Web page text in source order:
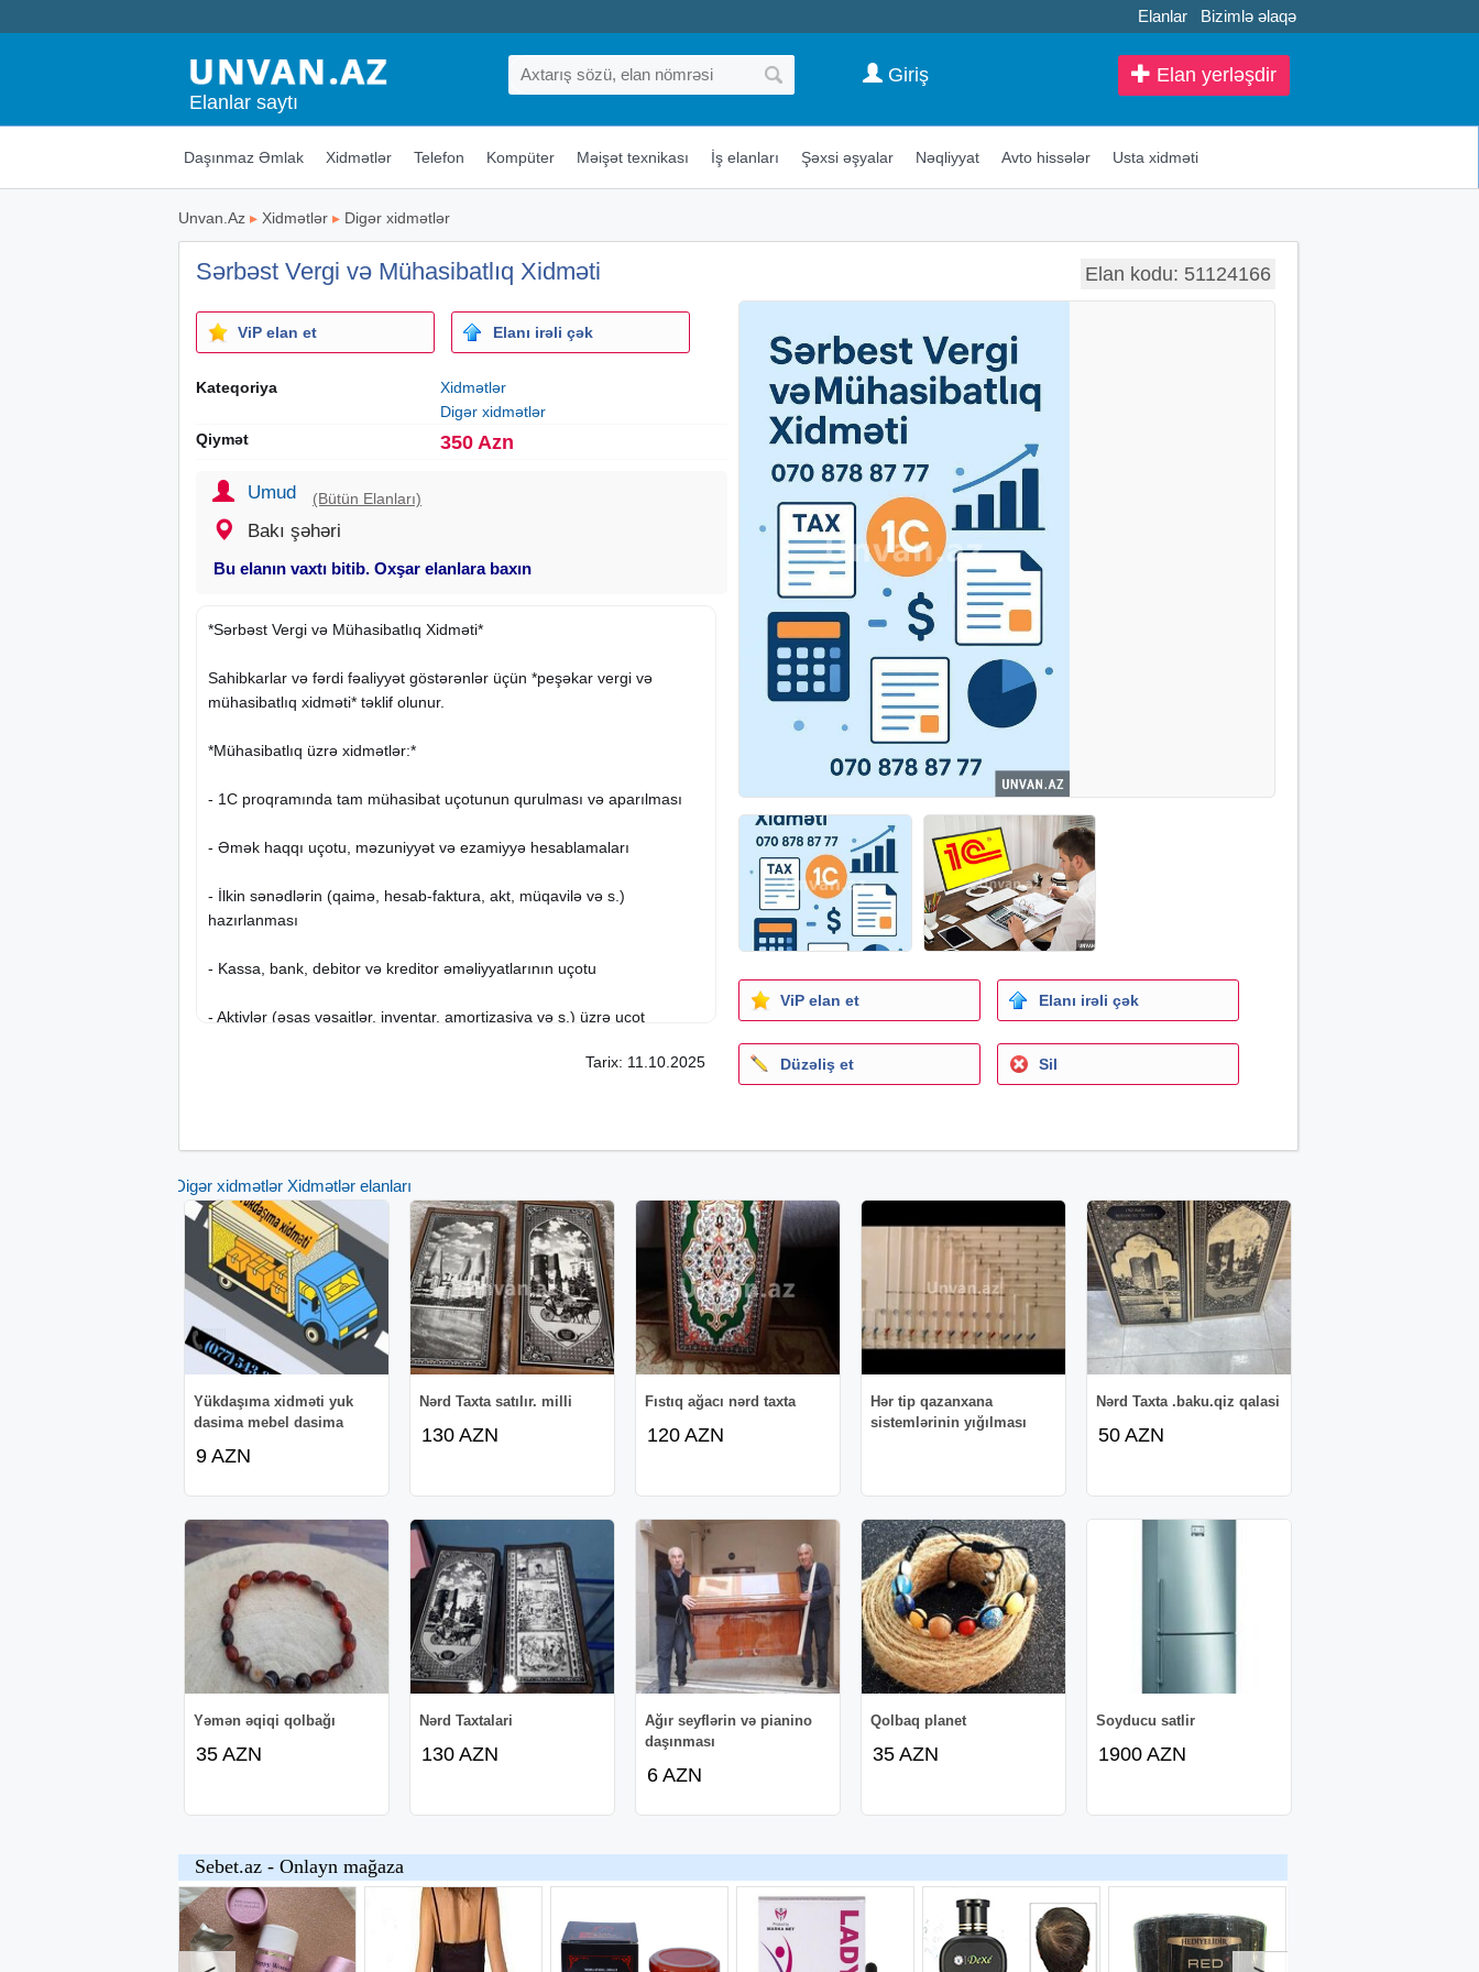
Elanlar Bizimlə əlaqə
Elanlar saytı
Elan yerləşdir
Giriş
Daşınmaz Əmlak Xidmətlər Telefon Kompüter Məişət texnikası İş elanları Şəxsi əşyalar Nəqliyyat Avto hissələr Usta xidməti
Unvan.Az ▸ Xidmətlər ▸ Digər xidmətlər
Sərbəst Vergi və Mühasibatlıq Xidməti Elan kodu: 51124166
ViP elan et Elanı irəli çək
Kateqoriya
Xidmətlər
Digər xidmətlər
Qiymət
350 Azn
Umud (Bütün Elanları)
Bakı şəhəri
Bu elanın vaxtı bitib. Oxşar elanlara baxın
*Sərbəst Vergi və Mühasibatlıq Xidməti*
Sahibkarlar və fərdi fəaliyyət göstərənlər üçün *peşəkar vergi və
mühasibatlıq xidməti* təklif olunur.
*Mühasibatlıq üzrə xidmətlər:*
- 1C proqramında tam mühasibat uçotunun qurulması və aparılması
- Əmək haqqı uçotu, məzuniyyət və ezamiyyə hesablamaları
- İlkin sənədlərin (qaimə, hesab-faktura, akt, müqavilə və s.)
hazırlanması
- Kassa, bank, debitor və kreditor əməliyyatlarının uçotu
- Aktivlər (əsas vəsaitlər, inventar, amortizasiya və s.) üzrə uçot
- Maliyyə hesabatlarının (Balans, Mənfəət və Zərər hesabatı və s.)
*Vergi üzrə xidmətlər:*
- ƏDV (Əlavə Dəyər Vergisi) bəyannaməsi
- ÖMV (Ödəniş Mənbəyində Vergi) bəyannaməsi
- Mənfəət vergisi bəyannaməsi
- Gəlir vergisi bəyannaməsi
- Əmlak vergisi bəyannaməsi
- Digər vergi hesabatlarının tərtibi və təqdim edilməsi
- Vergi orqanları ilə yazışmalar və məsləhət xidməti
*Üstünlüklərimiz:*
Xidmətlərimiz tam qanunvericiliyə uyğun şəkildə və *1C proqramı
vasitəsilə* həyata keçirilir.
- Sərbəst və online xidmət imkanı
Xidmət əhatəsi: Bakı və bütün regionlar (onlayn xidmət mümkündür)
Tarix: 11.10.2025
ViP elan et Elanı irəli çək
Düzəliş et Sil
Digər xidmətlər Xidmətlər elanları
Yükdaşıma xidməti yuk
dasima mebel dasima
9 AZN
Nərd Taxta satılır. milli
130 AZN
Fıstıq ağacı nərd taxta
120 AZN
Hər tip qazanxana
sistemlərinin yığılması
Nərd Taxta .baku.qiz qalasi
50 AZN
Yəmən əqiqi qolbağı
35 AZN
Nərd Taxtalari
130 AZN
Ağır seyflərin və pianino
daşınması
6 AZN
Qolbaq planet
35 AZN
Soyducu satlir
1900 AZN